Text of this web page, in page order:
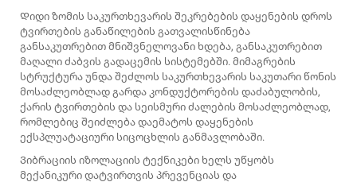
Დიდი ზომის საკურთხევარის შეკრებების დაყენების დროს
ტვირთების განაწილების გათვალისწინება
განსაკუთრებით მნიშვნელოვანი ხდება, განსაკუთრებით
მაღალი ძაბვის გადაცემის სისტემებში. მიმაგრების
სტრუქტურა უნდა შეძლოს საკურთხევარის საკუთარი წონის
მოსაძლეობლად გარდა კონდუქტორების დაძაბულობის,
ქარის ტვირთების და სეისმური ძალების მოსაძლეობლად,
რომლებიც შეიძლება დაემატოს დაყენების
ექსპლუატაციური სიცოცხლის განმავლობაში.
Ვიბრაციის იზოლაციის ტექნიკები ხელს უწყობს
მექანიკური დატვირთვის პრევენციას და